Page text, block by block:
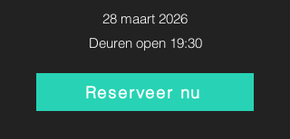
28 maart 2026
Deuren open 19:30
Reserveer nu